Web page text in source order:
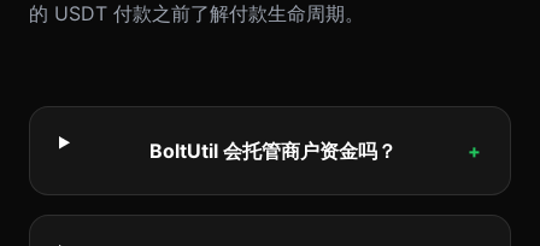
的 USDT 付款之前了解付款生命周期。
BoltUtil 会托管商户资金吗？ +